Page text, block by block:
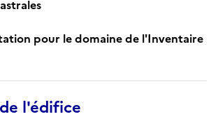
pour le domaine de l'Inventaire
l'édifice